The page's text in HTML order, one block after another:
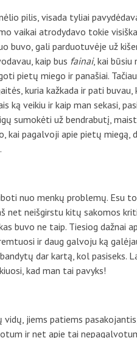
pilis, visada tyliai
vaikai atrodydavo tokie
buvo, gali parduotuvėje už
kaip bus fainai, kai būsiu
pietų miego ir panašiai.
kuria kažkada ir pati
ką veikiu ir kaip man sekasi,
sumokėti už bendrabutį,
kai pagalvoji apie pietų miegą,
nuo menkų problemų. Esu
net neišgirstu kitų sakomos
buvo ne taip. Tiesiog dažnai
ir daug galvoju ką
dar kartą, kol pasiseks.
kad man tai pavyks!
jiems patiems
ir net apie tai